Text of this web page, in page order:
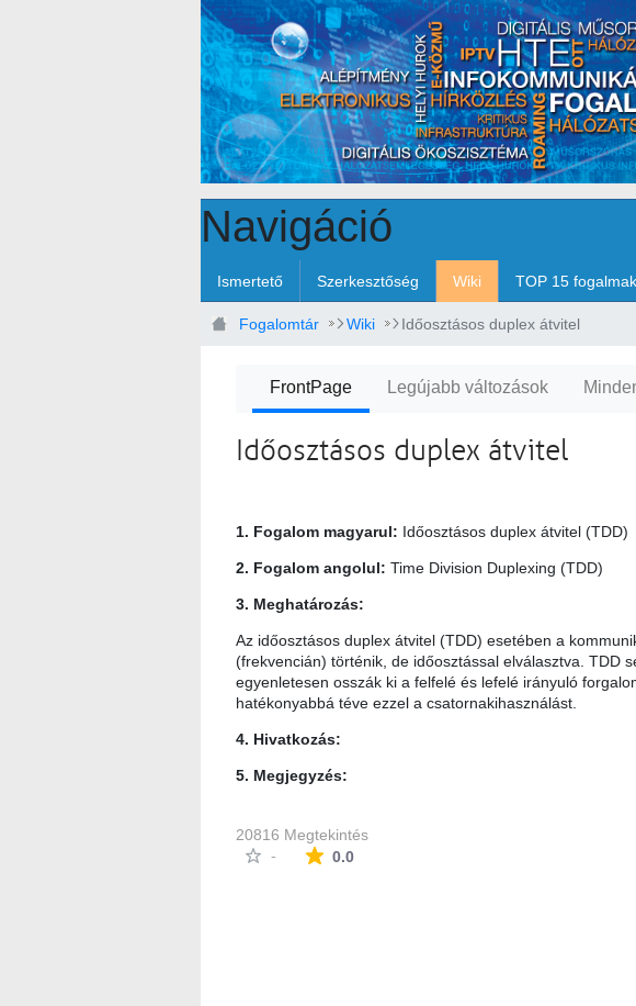
Navigáció
Ismertető Szerkesztőség Wiki TOP 15 fogalmak
Fogalomtár Wiki Időosztásos duplex átvitel
FrontPage Legújabb változások
Időosztásos duplex átvitel
1. Fogalom magyarul: Időosztásos duplex átvitel (TDD)
2. Fogalom angolul: Time Division Duplexing (TDD)
3. Meghatározás:
Az időosztásos duplex átvitel (TDD) esetében a
(frekvencián) történik, de időosztással elválasztva. TDD
egyenletesen osszák ki a felfelé és lefelé irányuló
hatékonyabbá téve ezzel a csatornakihasználást.
4. Hivatkozás:
5. Megjegyzés:
20816 Megtekintés
-
0.0Az átlagos minősítés 0 csillag a